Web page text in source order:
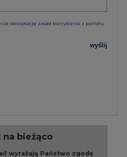
wyrażają Państwo zgodę
marketingowych w
pocztą elektroniczną od
S.A z siedzibą w